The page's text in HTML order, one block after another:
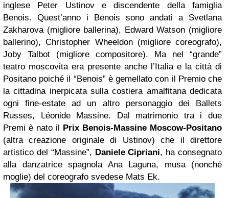
inglese Peter Ustinov e discendente della famiglia
Benois. Quest’anno i Benois sono andati a Svetlana
Zakharova (migliore ballerina), Edward Watson (migliore
ballerino), Christopher Wheeldon (migliore coreografo),
Joby Talbot (migliore compositore). Ma nel “grande”
teatro moscovita era presente anche l’Italia e la città di
Positano poiché il “Benois” è gemellato con il Premio che
la cittadina inerpicata sulla costiera amalfitana dedicata
ogni fine-estate ad un altro personaggio dei Ballets
Russes, Léonide Massine. Dal matrimonio tra i due
Premi è nato il Prix Benois-Massine Moscow-Positano
(altra creazione originale di Ustinov) che il direttore
artistico del “Massine”, Daniele Cipriani, ha consegnato
alla danzatrice spagnola Ana Laguna, musa (nonché
moglie) del coreografo svedese Mats Ek.